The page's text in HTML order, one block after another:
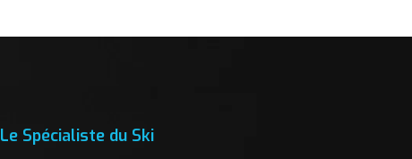
Le Spécialiste du Ski